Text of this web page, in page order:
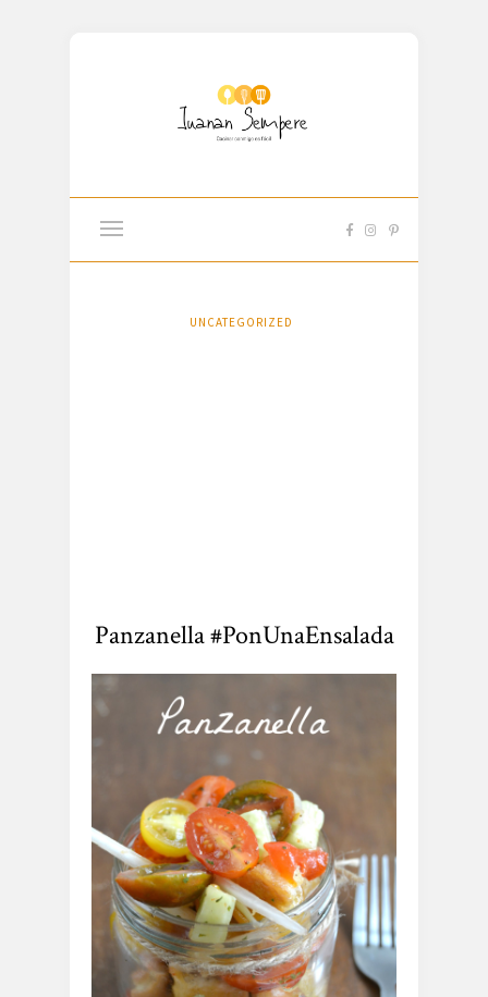
UNCATEGORIZED
Panzanella #PonUnaEnsalada